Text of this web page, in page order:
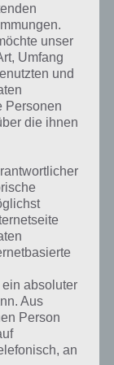
bei Top
einen Spieler im
Vorne. Bei
beim dritten
des jeweiligen
offensiv
mehr in der
aus, zum Beispiel
Pfeil,
in Top Eleven
sowieso schon
unser
Umfang
und
Personen
die ihnen
absoluter
Aus
Person
an